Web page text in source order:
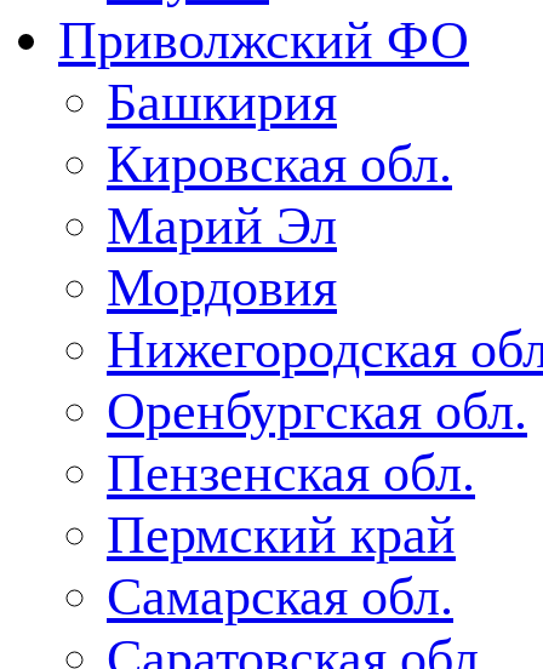
Приволжский ФО
Башкирия
Кировская обл.
Марий Эл
Мордовия
Нижегородская
Оренбургская обл.
Пензенская обл.
Пермский край
Самарская обл.